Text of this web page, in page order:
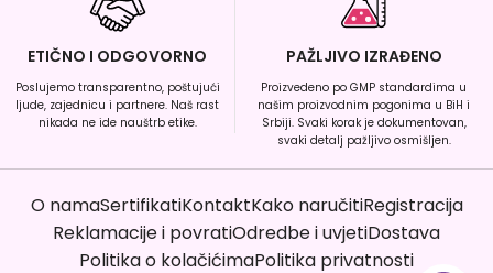
ETIČNO I ODGOVORNO
Poslujemo transparentno, poštujući
ljude, zajednicu i partnere. Naš rast
nikada ne ide nauštrb etike.
PAŽLJIVO IZRAĐENO
Proizvedeno po GMP standardima u
našim proizvodnim pogonima u BiH i
Srbiji. Svaki korak je dokumentovan,
svaki detalj pažljivo osmišljen.
O namaSertifikatiKontaktKako naručitiRegistracija
Reklamacije i povratiOdredbe i uvjetiDostava
Politika o kolačićimaPolitika privatnosti